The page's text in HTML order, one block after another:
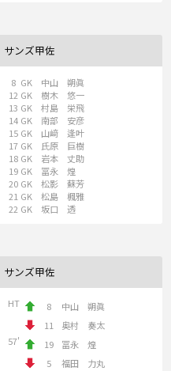
サンズ甲佐
8 GK
中山 朔眞
12 GK
樹木 悠一
13 GK
村島 栄飛
14 GK
南部 安彦
15 GK
山﨑 逢叶
17 GK
氏原 巨樹
18 GK
岩本 丈助
19 GK
冨永 煌
20 GK
松影 蘇芳
21 GK
松島 楓雅
22 GK 坂口 透
サンズ甲佐
HT 8
中山 朔眞
11
奥村 奏太
57'
19
冨永 煌
5
福田 力丸